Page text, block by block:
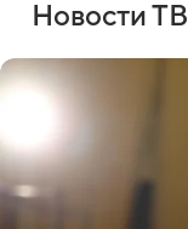
Новости ТВ